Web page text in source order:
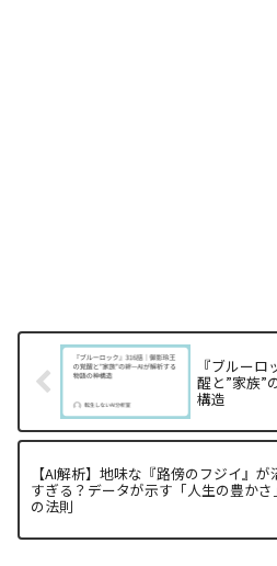
『ブルー
醒と”家族”
構造
【AI解析】地味な『路傍のフジイ』が
すぎる？データが示す「人生の豊かさ」
の法則